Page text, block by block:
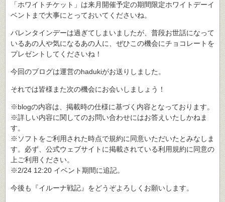
「ホワイトチケット」は来月開催予定の期間限定ホワイトデーイ
ベントまで大事にとっておいてくださいね。
バレンタインデーは過ぎてしまいましたが、普段お世話になって
いるあの人や気になるあの人に、ぜひこの機会にチョコレートを
プレゼントしてくださいね！
今回のブログは運営のhadukiがお送りしました。
それでは皆様また次の機会にお会いしましょう！
※blogの内容は、掲載時の仕様に基づく内容となっております。
※詳しい内容に関してのお問い合わせにはお答えいたしかねま
す。
※ソフトをご利用された時点で規約に同意いただいたとみなしま
す。必ず、公式ウェブサイトに掲載されている利用規約に同意の
上ご利用ください。
※2/24 12:20 イベント期間に追記。
今後も『イルーナ戦記』をどうぞよろしくお願いします。